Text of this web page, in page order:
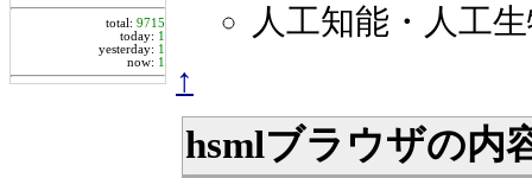
total: 9715
today: 1
yesterday: 1
now: 1
人工知能・人工
↑
hsmlブラウザの内